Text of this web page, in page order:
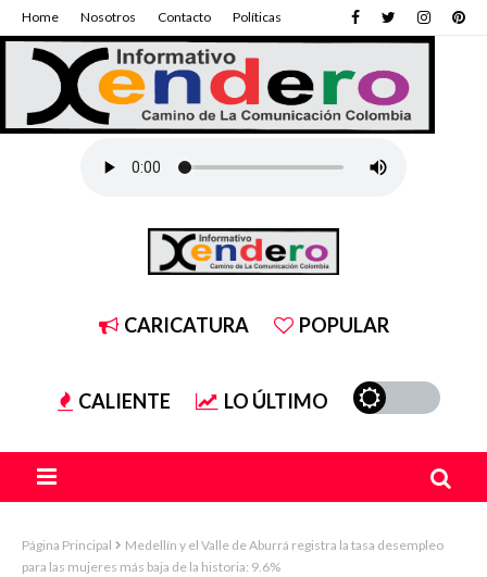
Home Nosotros Contacto Políticas
CARICATURA POPULAR
CALIENTE LO ÚLTIMO
Página Principal
Medellín y el Valle de Aburrá registra la tasa desempleo
para las mujeres más baja de la historia: 9.6%